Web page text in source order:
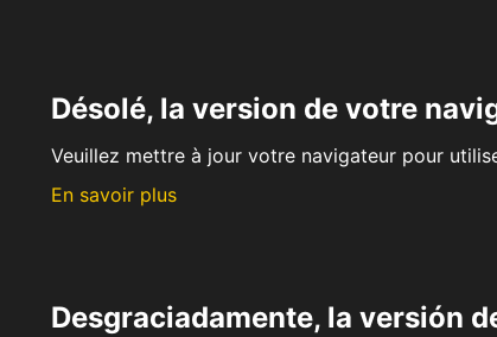
Désolé, la version de votre
Veuillez mettre à jour votre navigateur pour
En savoir plus
Desgraciadamente, la versión